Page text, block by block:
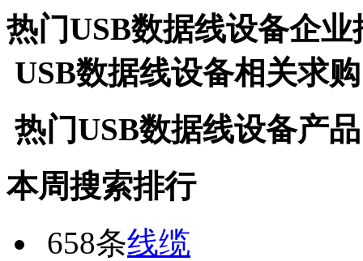
热门USB数据线设备企业
USB数据线设备相关求购
热门USB数据线设备产品
本周搜索排行
658条线缆